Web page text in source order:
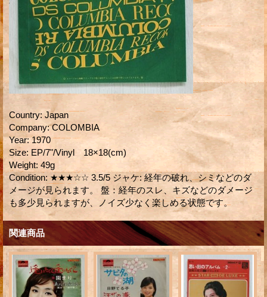
Country: Japan
Company: COLOMBIA
Year: 1970
Size: EP/7"/Vinyl 18×18(cm)
Weight: 49g
Condition: ★★★☆☆ 3.5/5 ジャケ: 経年の破れ、シミなどのダ
メージが見られます。 盤：経年のスレ、キズなどのダメージ
も多少見られますが、ノイズ少なく楽しめる状態です。
関連商品